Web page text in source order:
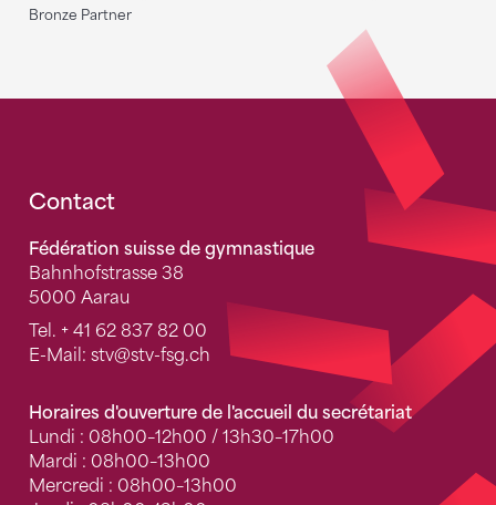
Bronze Partner
Fusszeile
Contact
Fédération suisse de gymnastique
Bahnhofstrasse 38
5000 Aarau
Tel. + 41 62 837 82 00
E-Mail: stv@stv-fsg.ch
Horaires d'ouverture de l'accueil du secrétariat
Lundi : 08h00–12h00 / 13h30–17h00
Mardi : 08h00–13h00
Mercredi : 08h00–13h00